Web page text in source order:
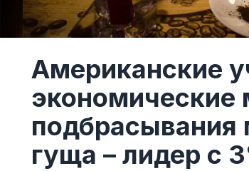
Американские
экономические
подбрасывания
гуща – лидер с